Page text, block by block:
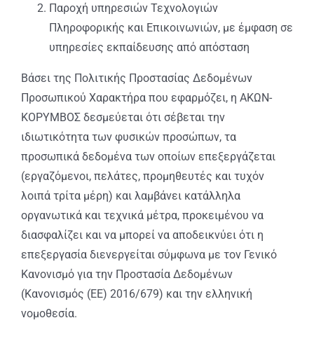
Παροχή υπηρεσιών Τεχνολογιών
Πληροφορικής και Επικοινωνιών, με έμφαση σε
υπηρεσίες εκπαίδευσης από απόσταση
Βάσει της Πολιτικής Προστασίας Δεδομένων
Προσωπικού Χαρακτήρα που εφαρμόζει, η ΑΚΩΝ-
ΚΟΡΥΜΒΟΣ δεσμεύεται ότι σέβεται την
ιδιωτικότητα των φυσικών προσώπων, τα
προσωπικά δεδομένα των οποίων επεξεργάζεται
(εργαζόμενοι, πελάτες, προμηθευτές και τυχόν
λοιπά τρίτα μέρη) και λαμβάνει κατάλληλα
οργανωτικά και τεχνικά μέτρα, προκειμένου να
διασφαλίζει και να μπορεί να αποδεικνύει ότι η
επεξεργασία διενεργείται σύμφωνα με τον Γενικό
Κανονισμό για την Προστασία Δεδομένων
(Κανονισμός (ΕΕ) 2016/679) και την ελληνική
νομοθεσία.